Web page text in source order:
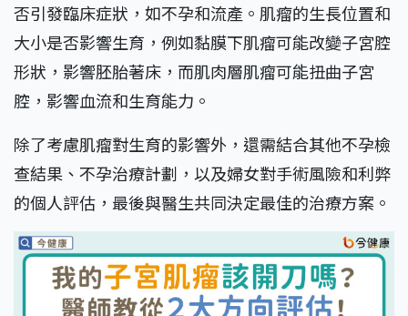
否引發臨床症狀，如不孕和流產。肌瘤的生長位置和
大小是否影響生育，例如黏膜下肌瘤可能改變子宮腔
形狀，影響胚胎著床，而肌肉層肌瘤可能扭曲子宮
腔，影響血流和生育能力。
除了考慮肌瘤對生育的影響外，還需結合其他不孕檢
查結果、不孕治療計劃，以及婦女對手術風險和利弊
的個人評估，最後與醫生共同決定最佳的治療方案。